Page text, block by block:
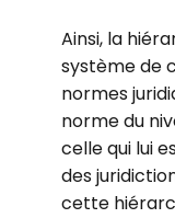
Ainsi, la
système de
normes
norme du
celle qui lui
des
cette